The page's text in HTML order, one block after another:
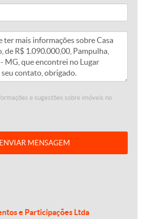
e sugestões sobre imóveis no
ENVIAR MENSAGEM
e Participações Ltda